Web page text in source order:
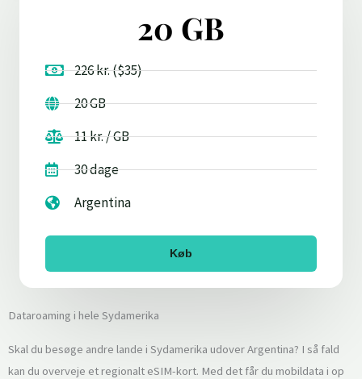
20 GB
226 kr. ($35)
20 GB
11 kr. / GB
30 dage
Argentina
Køb
Dataroaming i hele Sydamerika
Skal du besøge andre lande i Sydamerika udover Argentina? I så fald
kan du overveje et regionalt eSIM-kort. Med det får du mobildata i op